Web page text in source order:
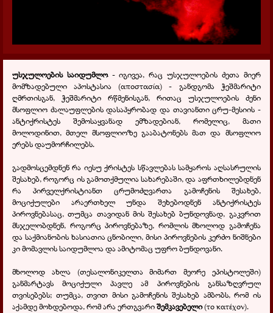
უსჯულოების საიდუმლო - იგივეა, რაც უსჯულოების ძეთა მიერ
მომზადებული აპოსტასია (αποστασία) - განდგომა ჭეშმარიტი
ღმრთისგან, ჭეშმარიტი რწმენისგან, რითაც უსჯულოების ძენი
მსოფლიო ძალაუფლების დასაპყრობად და თავიანთი ცრუ-მესიის -
ანტიქრისტეს შემოსაყვანად ემზადებიან, რომელიც, მათი
მოლოდინით, მთელ მსოფლიოზე გააბატონებს მათ და მსოფლიო
ერებს დაუმორჩილებს.
გადმოსცემდნენ რა იესუ ქრისტეს სწავლებას სამყაროს აღსასრულის
შესახებ, როგორც ის გამოთქმულია სახარებაში, და აფრთხილებდნენ
რა პირველქრისტიანთ ცრუმოძღვართა გამოჩენის შესახებ,
მოციქულები არაერთხელ უნდა შეხებოდნენ ანტიქრისტეს
პიროვნებასაც, თუმცა თავიდან მის შესახებ ბუნდოვნად, გაკვრით
მსჯელობდნენ, როგორც პიროვნებაზე, რომლის მხოლოდ გამოჩენა
და საქმიანობის ხასიათია ცნობილი, მისი პიროვნების კერძო ნიშნები
კი მომავლის საიდუმლოა და ამიტომაც უფრო ბუნდოვანი.
მხოლოდ ახლა (თესალონიკელთა მიმართ მეორე ეპისტოლეში)
განმარტავს მოციქული პავლე ამ პიროვნების განსაზღვრულ
თვისებებს; თუმცა, თვით მისი გამოჩენის შესახებ ამბობს, რომ ის
აქამდე მოხდებოდა, რომ არა ერთგვარიშემკავებელი(τοκατέχον).